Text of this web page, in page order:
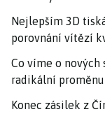
Nejlepším 3D
porovnání vítězí
Co víme o nových
radikální
Konec zásilek z